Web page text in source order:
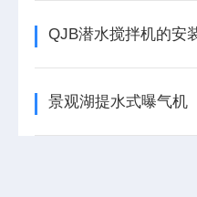
QJB潜水搅拌机的安
景观湖提水式曝气机